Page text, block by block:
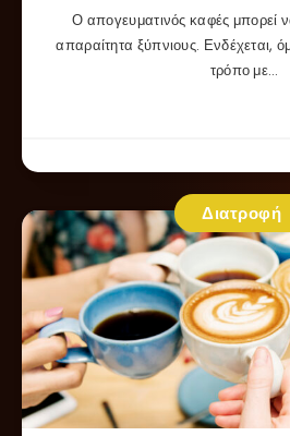
Ο απογευματινός καφές μπορεί
απαραίτητα ξύπνιους. Ενδέχεται,
τρόπο με…
Διατροφή